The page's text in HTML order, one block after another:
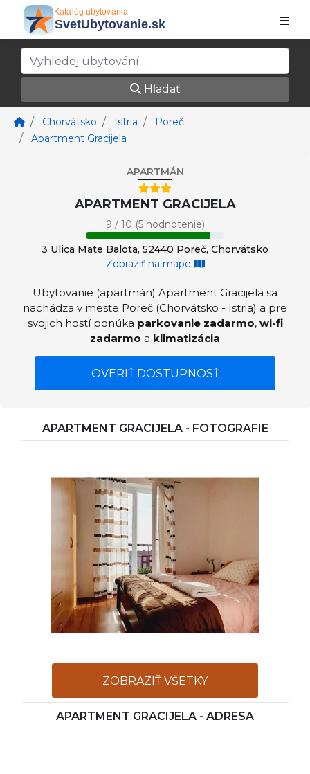
Hľadať
Chorvátsko Istria
Poreč
Apartment Gracijela
APARTMÁN
APARTMENT GRACIJELA
9 / 10 (5 hodnotenie)
3 Ulica Mate Balota, 52440 Poreč, Chorvátsko
Zobraziť na mape
Ubytovanie (apartmán) Apartment Gracijela sa
nachádza v meste Poreč (Chorvátsko - Istria) a pre
svojich hostí ponúka parkovanie zadarmo, wi-fi
zadarmo a klimatizácia
OVERIŤ DOSTUPNOSŤ
APARTMENT GRACIJELA - FOTOGRAFIE
ZOBRAZIŤ VŠETKY
FOTOGRAFIE
APARTMENT GRACIJELA - ADRESA